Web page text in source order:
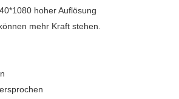
hoher Auflösung
mehr Kraft stehen.